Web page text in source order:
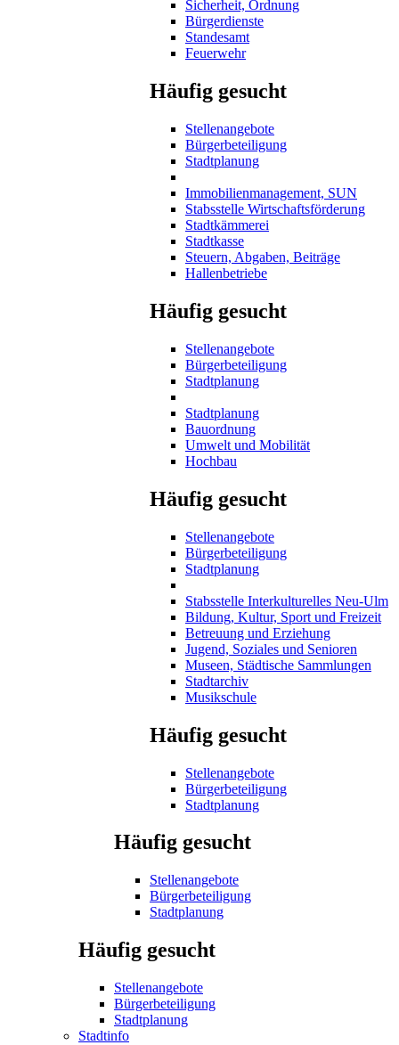
Sicherheit, Ordnung
Bürgerdienste
Standesamt
Feuerwehr
Häufig gesucht
Stellenangebote
Bürgerbeteiligung
Stadtplanung
Immobilienmanagement, SUN
Stabsstelle Wirtschaftsförderung
Stadtkämmerei
Stadtkasse
Steuern, Abgaben, Beiträge
Hallenbetriebe
Häufig gesucht
Stellenangebote
Bürgerbeteiligung
Stadtplanung
Stadtplanung
Bauordnung
Umwelt und Mobilität
Hochbau
Häufig gesucht
Stellenangebote
Bürgerbeteiligung
Stadtplanung
Stabsstelle Interkulturelles Neu-Ulm
Bildung, Kultur, Sport und Freizeit
Betreuung und Erziehung
Jugend, Soziales und Senioren
Museen, Städtische Sammlungen
Stadtarchiv
Musikschule
Häufig gesucht
Stellenangebote
Bürgerbeteiligung
Stadtplanung
Häufig gesucht
Stellenangebote
Bürgerbeteiligung
Stadtplanung
Häufig gesucht
Stellenangebote
Bürgerbeteiligung
Stadtplanung
Stadtinfo